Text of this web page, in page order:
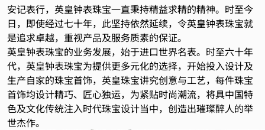
安记表行，英皇钟表珠宝一直秉持精益求精的精神。时至今
日，即使经过七十年，此坚持依然延续，令英皇钟表珠宝就
是追求卓越，重视产品及服务质素的保证。
英皇钟表珠宝的业务发展，始于进口世界名表。时至六十年
代，英皇钟表珠宝为提供更多元化的选择，开始投入设计及
生产自家的珠宝首饰，英皇珠宝讲究创意与工艺，每件珠宝
首饰均设计精巧、匠心独运，为紧贴时尚潮流，将具中国特
色及文化传统注入时代珠宝设计当中，创造出璀璨醉人的举
世杰作。